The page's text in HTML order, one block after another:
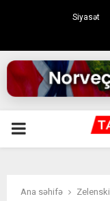
Siyasət
PRIMARY
Ana səhifə Zelenski